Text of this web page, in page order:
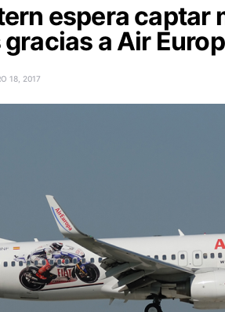
espera captar
a Air
18, 2017